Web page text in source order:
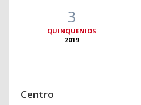
3
QUINQUENIOS
2019
Centro